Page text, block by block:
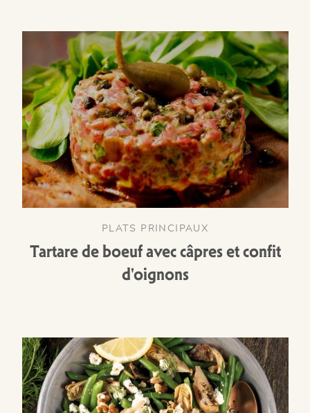
PLATS PRINCIPAUX
Tartare de boeuf avec câpres et confit
d'oignons